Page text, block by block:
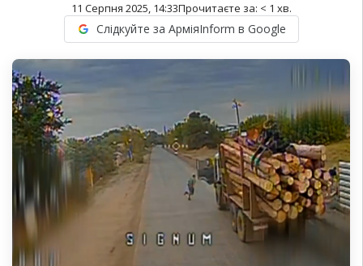
11 Серпня 2025, 14:33Прочитаєте за: < 1 хв.
Слідкуйте за АрміяInform в Google